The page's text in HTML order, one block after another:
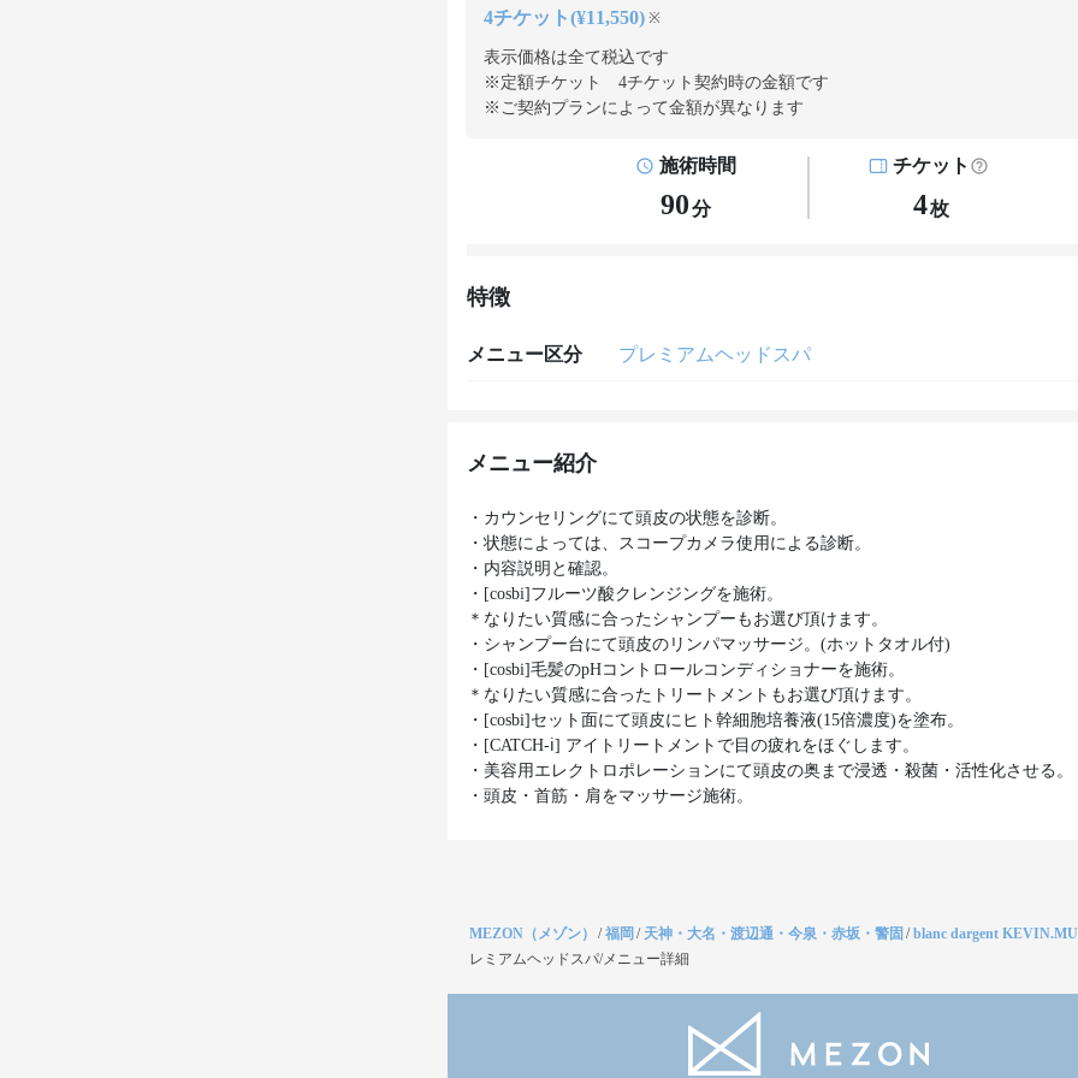
4チケット(¥11,550) ※
表示価格は全て税込です
※定額チケット 4チケット契約時の金額です
※ご契約プランによって金額が異なります
施術時間
90分
チケット
4枚
特徴
メニュー区分 プレミアムヘッドスパ
メニュー紹介
・カウンセリングにて頭皮の状態を診断。
・状態によっては、スコープカメラ使用による診断。
・内容説明と確認。
・[cosbi]フルーツ酸クレンジングを施術。
＊なりたい質感に合ったシャンプーもお選び頂けます。
・シャンプー台にて頭皮のリンパマッサージ。(ホットタオル付)
・[cosbi]毛髪のpHコントロールコンディショナーを施術。
＊なりたい質感に合ったトリートメントもお選び頂けます。
・[cosbi]セット面にて頭皮にヒト幹細胞培養液(15倍濃度)を塗布。
・[CATCH-ℹ︎] アイトリートメントで目の疲れをほぐします。
・美容用エレクトロポレーションにて頭皮の奥まで浸透・殺菌・活性化させる。
・頭皮・首筋・肩をマッサージ施術。
MEZON（メゾン） /福岡 / 天神・大名・渡辺通・今泉・赤坂・警固 /blanc dargent
レミアムヘッドスパ/メニュー詳細